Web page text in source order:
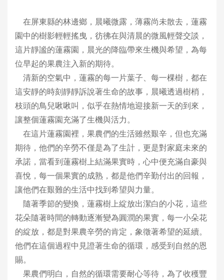
在屏東縣的林邊鄉，晨曦微露，薄霧尚未散去，蓮霧
園中的樹影輕輕搖曳，彷彿在與清晨的微風輕聲交談，
這片靜謐的蓮霧園，晨光的降臨帶來生機與希望，為每
位早起的果農注入新的期待。
清新的空氣中，蓮霧的每一片葉子、每一棵樹，都在
這安靜的時刻靜靜訴說著生命的故事，晨曦透過樹梢，
枝頭的鳥兒啾啾叫，似乎在熱情地迎接新一天的到來，
讓整個蓮霧園充滿了生機與活力。
在這片蓮霧園裡，果農們的生活雖然艱辛，但也充滿
期待，他們的辛勞不僅是為了生計，更是對家庭未來的
承諾，當看到蓮霧樹上結滿果實時，心中便充滿自豪與
喜悅，每一個果實的成熟，都是他們辛勤付出的回報，
讓他們在艱難的生活中找到希望與力量。
隨著季節的變換，蓮霧樹上綻放出潔白的小花，這些
花朵隨著時間的轉動逐漸變為圓潤的果實，每一小朵花
的綻放，都是對果農辛勞的肯定，象徵著希望的延續。
他們在這個過程中見證著生命的循環，感受到自然的恩
賜。
果農們明白，自然的循環需要耐心等待，為了收穫豐